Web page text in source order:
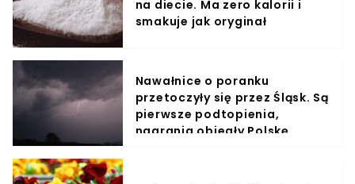
na diecie. Ma zero kalorii i
smakuje jak oryginał
Nawałnice o poranku
przetoczyły się przez Śląsk. Są
pierwsze podtopienia,
nagrania obiegły Polskę